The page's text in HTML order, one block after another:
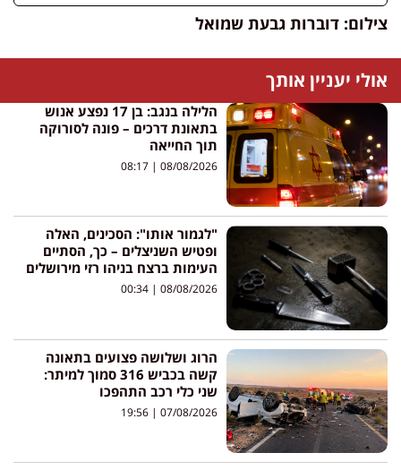
צילום: דוברות גבעת שמואל
אולי יעניין אותך
הלילה בנגב: בן 17 נפצע אנוש
בתאונת דרכים – פונה לסורוקה
תוך החייאה
08/08/2026
"לגמור אותו": הסכינים, האלה
ופטיש השניצלים – כך, הסתיים
העימות ברצח בניהו רזי מירושלים
08/08/2026
הרוג ושלושה פצועים בתאונה
קשה בכביש 316 סמוך למיתר:
שני כלי רכב התהפכו
07/08/2026